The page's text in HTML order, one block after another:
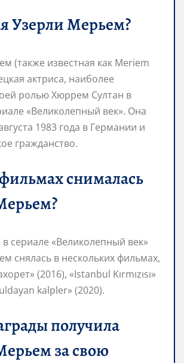
Узерли Мерьем?
(также известная как Meriem
актриса, наиболее
ролью Хюррем Султан в
«Великолепный век». Она
1983 года в Германии и
гражданство.
снималась
в сериале «Великолепный век»
снялась в нескольких фильмах,
(2016), «Istanbul Kırmızısı»
kalpler» (2020).
получила
за свою